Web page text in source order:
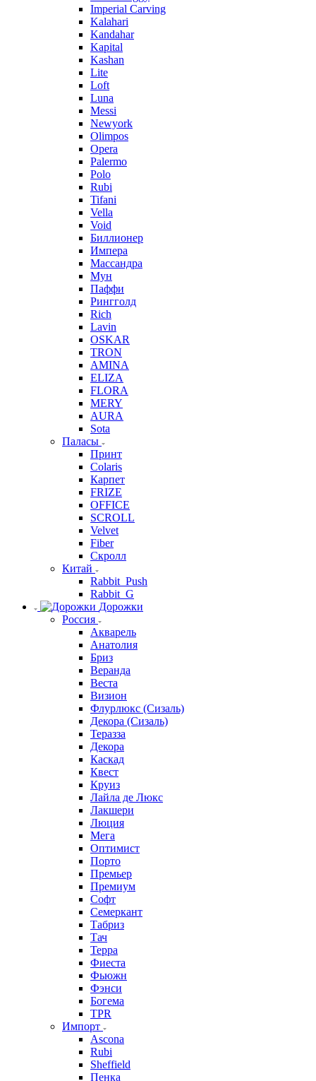
Imperial Carving
Kalahari
Kandahar
Kapital
Kashan
Lite
Loft
Luna
Messi
Newyork
Olimpos
Opera
Palermo
Polo
Rubi
Tifani
Vella
Void
Биллионер
Импера
Массандра
Мун
Паффи
Рингголд
Rich
Lavin
OSKAR
TRON
AMINA
ELIZA
FLORA
MERY
AURA
Sota
Паласы
Принт
Colaris
Карпет
FRIZE
OFFICE
SCROLL
Velvet
Fiber
Скролл
Китай
Rabbit_Push
Rabbit_G
Дорожки
Россия
Акварель
Анатолия
Бриз
Веранда
Веста
Визион
Флурлюкс (Сизаль)
Декора (Сизаль)
Теразза
Декора
Каскад
Квест
Круиз
Лайла де Люкс
Лакшери
Люция
Мега
Оптимист
Порто
Премьер
Премиум
Софт
Семеркант
Табриз
Тач
Терра
Фиеста
Фьюжн
Фэнси
Богема
TPR
Импорт
Ascona
Rubi
Sheffield
Пенка